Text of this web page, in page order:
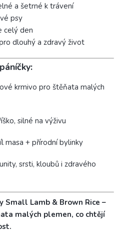
a šetrné k trávení
psy
celý den
dlouhý a zdravý život
krmivo pro štěňata malých
silné na výživu
masa + přírodní bylinky
srsti, kloubů i zdravého
Small Lamb & Brown Rice –
malých plemen, co chtějí